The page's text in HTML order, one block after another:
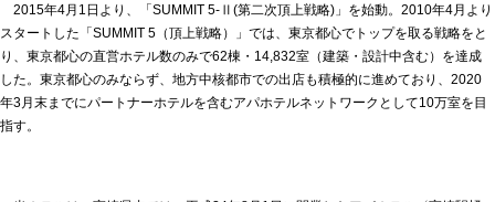
2015年4月1日より、「SUMMIT 5-Ⅱ(第二次頂上戦略)」を始動。2010年4月より
スタートした「SUMMIT 5（頂上戦略）」では、東京都心でトップを取る戦略をと
り、東京都心の直営ホテル数のみで62棟・14,832室（建築・設計中含む）を達成
した。東京都心のみならず、地方中核都市での出店も積極的に進めており、2020
年3月末までにパートナーホテルを含むアパホテルネットワークとして10万室を目
指す。